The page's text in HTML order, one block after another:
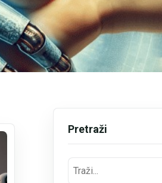
Pretraži